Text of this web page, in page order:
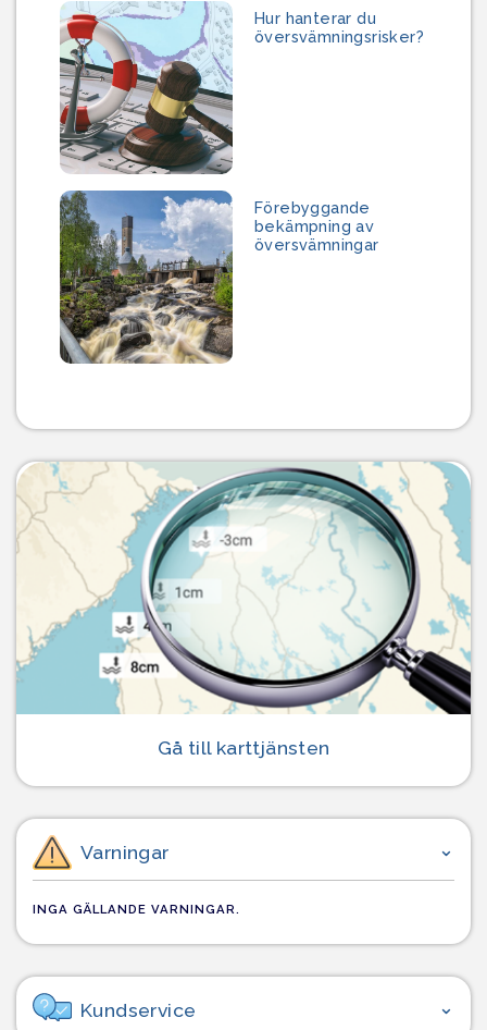
Hur hanterar du
översvämningsrisker?
Förebyggande
bekämpning av
översvämningar
Gå till karttjänsten
Varningar
INGA GÄLLANDE VARNINGAR.
Kundservice